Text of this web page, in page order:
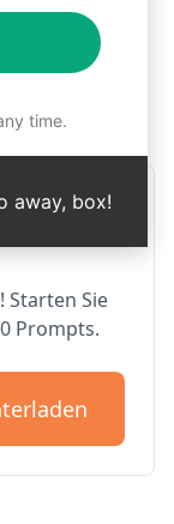
Starten Sie
Prompts.
time.
away, box!